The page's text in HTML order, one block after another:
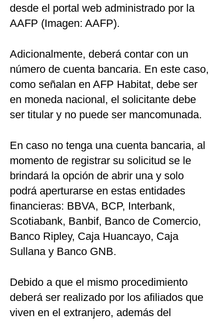
desde el portal web administrado por la
AAFP (Imagen: AAFP).
Adicionalmente, deberá contar con un
número de cuenta bancaria. En este caso,
como señalan en AFP Habitat, debe ser
en moneda nacional, el solicitante debe
ser titular y no puede ser mancomunada.
En caso no tenga una cuenta bancaria, al
momento de registrar su solicitud se le
brindará la opción de abrir una y solo
podrá aperturarse en estas entidades
financieras: BBVA, BCP, Interbank,
Scotiabank, Banbif, Banco de Comercio,
Banco Ripley, Caja Huancayo, Caja
Sullana y Banco GNB.
Debido a que el mismo procedimiento
deberá ser realizado por los afiliados que
viven en el extranjero, además del